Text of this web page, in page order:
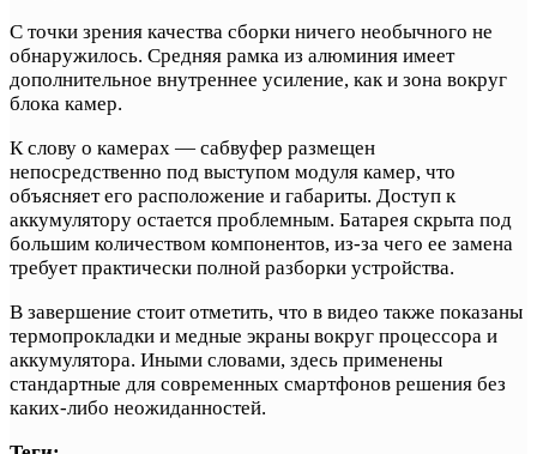
С точки зрения качества сборки ничего необычного не
обнаружилось. Средняя рамка из алюминия имеет
дополнительное внутреннее усиление, как и зона вокруг
блока камер.
К слову о камерах — сабвуфер размещен
непосредственно под выступом модуля камер, что
объясняет его расположение и габариты. Доступ к
аккумулятору остается проблемным. Батарея скрыта под
большим количеством компонентов, из-за чего ее замена
требует практически полной разборки устройства.
В завершение стоит отметить, что в видео также показаны
термопрокладки и медные экраны вокруг процессора и
аккумулятора. Иными словами, здесь применены
стандартные для современных смартфонов решения без
каких-либо неожиданностей.